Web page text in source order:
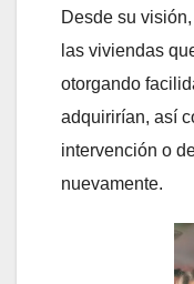
Desde su
las viviendas
otorgando
adquirirían, así
intervención o
nuevamente.